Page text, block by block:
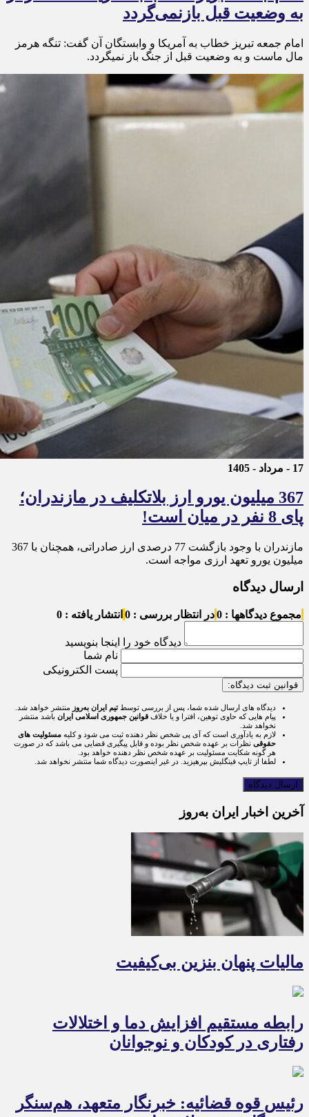
به وضعیت قبل بازنمی‌گردد
امام جمعه تبریز خطاب به آمریکا و وابستگان آن گفت: تنگه هرمز
مال ماست و به وضعیت قبل از جنگ باز نمیگردد.
17 - مرداد - 1405
367 میلیون یورو ارز بلاتکلیف در مازندران؛
پای 8 نفر در میان است!
مازندران با وجود بازگشت 77 درصدی ارز صادراتی، همچنان با 367
میلیون یورو تعهد ارزی مواجه است.
ارسال دیدگاه
مجموع دیدگاهها : 0 در انتظار بررسی : 0 انتشار یافته : 0
دیدگاه خود را اینجا بنویسید
نام شما
پست الکترونیکی
قوانین ثبت دیدگاه:
دیدگاه های ارسال شده شما، پس از بررسی توسطتیم ایران به‌روز منتشر خواهد شد.
پیام هایی که حاوی توهین، افترا و یا خلاف قوانین جمهوری اسلامی ایران باشد منتشر
نخواهد شد.
لازم به یادآوری است که آی پی شخص نظر دهنده ثبت می شود و کلیه مسئولیت های
حقوقی نظرات بر عهده شخص نظر بوده و قابل پیگیری قضایی می باشد که در صورت
هر گونه شکایت مسئولیت بر عهده شخص نظر دهنده خواهد بود.
لطفا از تایپ فینگلیش بپرهیزید. در غیر اینصورت دیدگاه شما منتشر نخواهد شد.
آخرین اخبار ایران به‌روز
مالیات پنهان بنزین بی‌کیفیت
رابطه مستقیم افزایش دما و اختلالات
رفتاری در کودکان و نوجوانان
رئیس قوه قضائیه: خبرنگار متعهد، هم‌سنگر